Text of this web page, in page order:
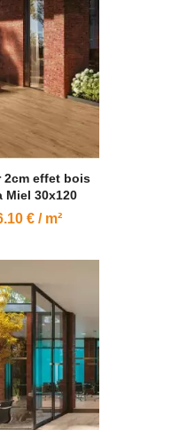
2cm effet bois
Miel 30x120
€ / m²